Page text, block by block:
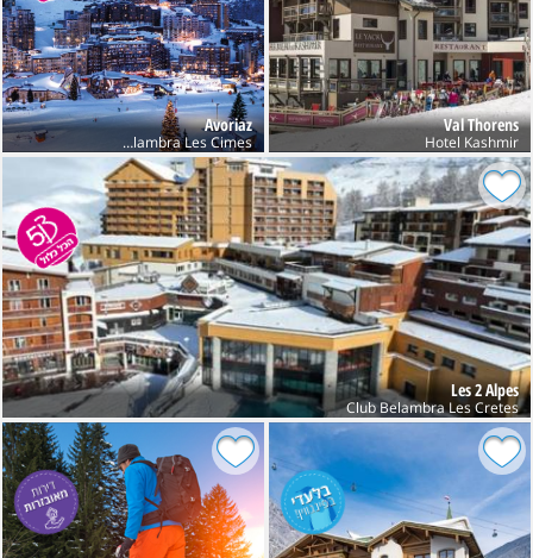
Val Thorens
Hotel Kashmir
Avoriaz
Club Belambra Les Cimes
Les 2 Alpes
Club Belambra Les Cretes